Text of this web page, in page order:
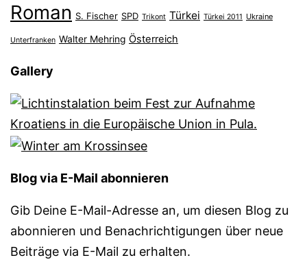
Roman S. Fischer SPD Trikont Türkei Türkei 2011 Ukraine
Unterfranken Walter Mehring Österreich
Gallery
Blog via E-Mail abonnieren
Gib Deine E-Mail-Adresse an, um diesen Blog zu
abonnieren und Benachrichtigungen über neue
Beiträge via E-Mail zu erhalten.